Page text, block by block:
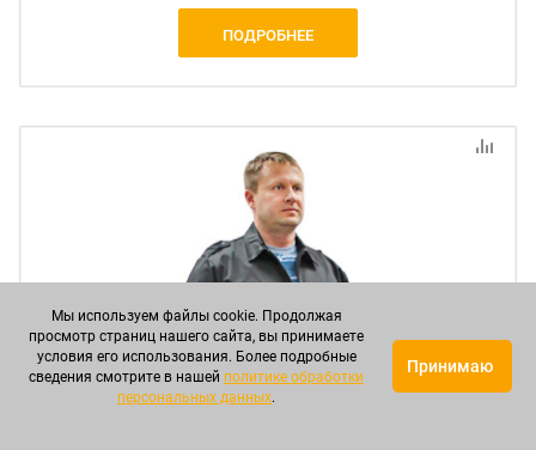
ПОДРОБНЕЕ
Мы используем файлы cookie. Продолжая
просмотр страниц нашего сайта, вы принимаете
условия его использования. Более подробные
сведения смотрите в нашей политике обработки
персональных данных.
Принимаю